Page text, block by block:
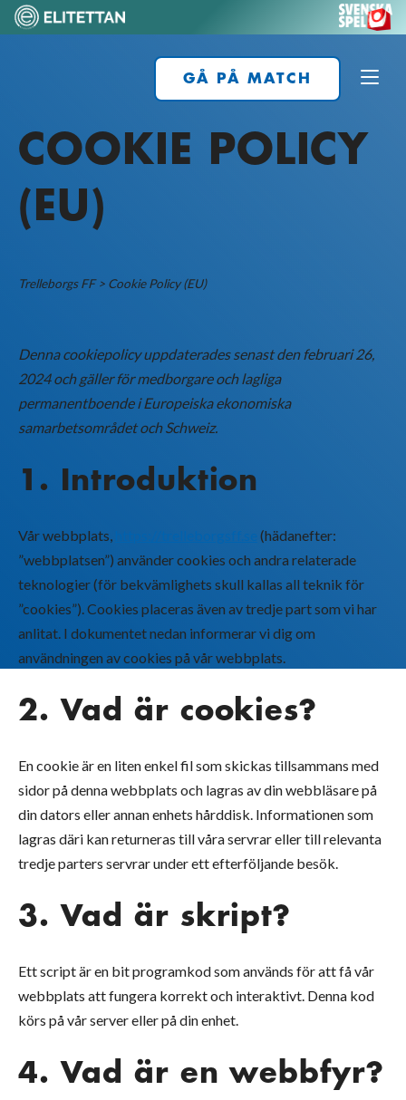
GÅ PÅ MATCH
COOKIE POLICY
(EU)
Trelleborgs FF> Cookie Policy (EU)
Denna cookiepolicy uppdaterades senast den februari 26,
2024 och gäller för medborgare och lagliga
permanentboende i Europeiska ekonomiska
samarbetsområdet och Schweiz.
1. Introduktion
Vår webbplats,
(hädanefter:
”webbplatsen”) använder cookies och andra relaterade
teknologier (för bekvämlighets skull kallas all teknik för
”cookies”). Cookies placeras även av tredje part som vi har
anlitat. I dokumentet nedan informerar vi dig om
användningen av cookies på vår webbplats.
2. Vad är cookies?
En cookie är en liten enkel fil som skickas tillsammans med
sidor på denna webbplats och lagras av din webbläsare på
din dators eller annan enhets hårddisk. Informationen som
lagras däri kan returneras till våra servrar eller till relevanta
tredje parters servrar under ett efterföljande besök.
3. Vad är skript?
Ett script är en bit programkod som används för att få vår
webbplats att fungera korrekt och interaktivt. Denna kod
körs på vår server eller på din enhet.
4. Vad är en webbfyr?